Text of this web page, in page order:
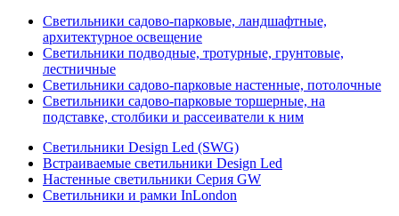
Светильники садово-парковые, ландшафтные,
архитектурное освещение
Светильники подводные, тротурные, грунтовые,
лестничные
Светильники садово-парковые настенные, потолочные
Светильники садово-парковые торшерные, на
подставке, столбики и рассеиватели к ним
Светильники Design Led (SWG)
Встраиваемые светильники Design Led
Настенные светильники Серия GW
Светильники и рамки InLondon